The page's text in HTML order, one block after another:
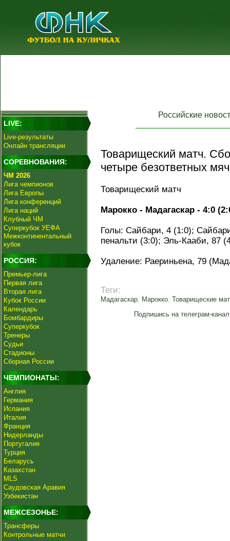
LIVE:
Live-результаты
Онлайн трансляции
СОРЕВНОВАНИЯ:
ЧМ 2026
Лига чемпионов
Лига Европы
Лига конференций
Лига наций
Клубный ЧМ
Суперкубок УЕФА
Межконтинентальный
кубок
РОССИЯ:
Премьер-лига
Первая лига
Вторая лига
Кубок России
Календарь
Бомбардиры
Суперкубок
Тренеры
Судьи
Стадионы
Сборная России
ЧЕМПИОНАТЫ:
Англия
Германия
Испания
Италия
Франция
Нидерланды
Португалия
Турция
Беларусь
Казахстан
MLS
Саудовская Аравия
Узбекистан
МЕЖСЕЗОНЬЕ:
Трансферы
Контрольные матчи
Российские
Товарищеский матч.
четыре безответных
Товарищеский матч
Марокко - Мадагаскар - 4:0
Голы: Сайбари, 4 (1:0);
пенальти (3:0); Эль-Кааби, 87
Удаление: Раериньена, 79
Теги:
Мадагаскар, Марокко, Товарищеские
Подпишись на телеграм-